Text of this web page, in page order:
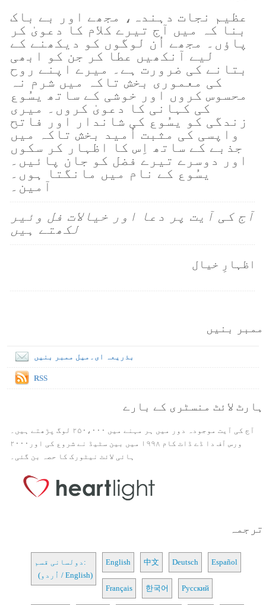
عظیم نجات دہندہ، مجھے اور بے باک
بنا کہ میں آج تیرے کلام کا دعویٰ کر
پاؤں۔ مجھے اُن لوگوں کو دیکھنے کے
لیے آنکھیں عطا کر جن کو ابھی
بتانے کی ضرورت ہے۔ میرے اپنے روح
کی معموری بخش تاکہ میں شرم نہ
محسوس کروں اور خوشی کے ساتھ یسُوع
کی کہانی کا دعویٰ کروں۔ میری
زندگی کو یسُوع کی شاندار اور فاتح
واپسی کی مثبت اُمید بخش تاکہ میں
جذبے کے ساتھ اِس کا اظہار کر سکوں
اور دوسرے تیرے فضل کو جان پائیں۔
یسُوع کے نام میں مانگتا ہوں۔
آمین۔
آج کی آیت پر دعا اور خیالات فل وئیر
لکھتے ہیں
اظہارِ خیال
ممبر بنیں
بذریعہ ای۔میل ممبر بنیں
RSS
ہارٹ لائٹ منسٹری کے بارے
آج کی آیت موجودہ دور میں ہر مہنے میں ۲۵۰،۰۰۰ لوگ پڑھتے ہیں۔
ورس آف دا ڈے ڈاٹ کام ۱۹۹۸ میں بین سٹیڈ نے شروع کی اور۲۰۰۰
ہائی لائٹ نیٹورک کا حصہ بن گئی۔
ترجمہ
دولسانی قسم:
(اُردو / English)
English 中文 Deutsch Español
Français 한국어 Русский